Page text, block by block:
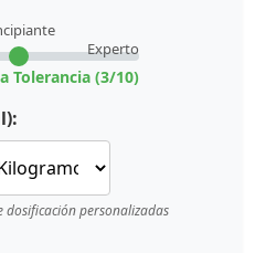
Experto
Tolerancia (3/10)
dosificación personalizadas